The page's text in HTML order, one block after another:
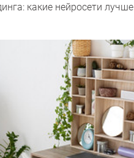
какие нейросети лучше